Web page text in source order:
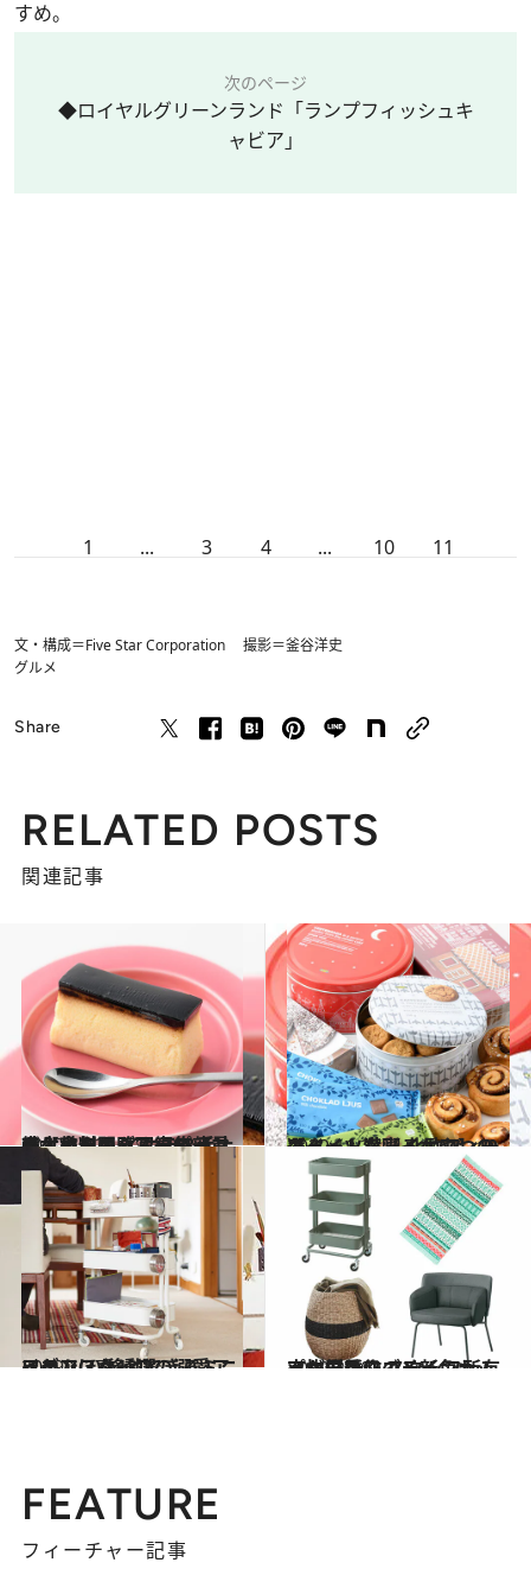
すめ。
次のページ
◆ロイヤルグリーンランド「ランプフィッシュキ
ャビア」
1 ... 3 4 ... 10 11
文・構成＝Five Star Corporation 撮影＝釜谷洋史
グルメ
Share
RELATED POSTS
関連記事
2020.11.25
輸入食料品＆スーパーマーケットの イケテル手土産【カタログ写真68点】まとめて閲覧♡編集部員も太鼓判！
グルメ 2020.11.27
キュートな【イケア】のスイーツ満喫 北欧フィーカタイムを彩るおやつ10選
グルメ
2019.1.27
イケアスタッフの溺愛アイテム(3) 移動できるミニワゴンほか13選
ライフスタイル 2020.2.20
イケア新作のラインナップが優秀♡ スタッフ所有率抜群のワゴン新色も！
ライフスタイル
FEATURE
フィーチャー記事